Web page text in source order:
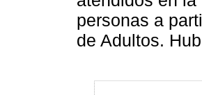
personas a
de Adultos.